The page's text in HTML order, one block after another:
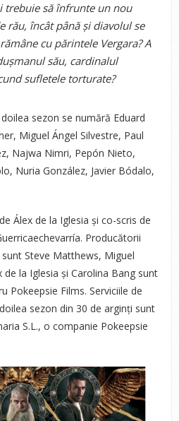
trebuie să înfrunte un nou
rău, încât până și diavolul se
cu părintele Vergara? A
său, cardinalul
sufletele torturate?
sezon se numără Eduard
Miguel Ángel Silvestre, Paul
Najwa Nimri, Pepón Nieto,
Nuria González, Javier Bódalo,
Álex de la Iglesia și co-scris de
Producătorii
Steve Matthews, Miguel
la Iglesia și Carolina Bang sunt
Pokeepsie Films. Serviciile de
sezon din 30 de arginți sunt
S.L., o companie Pokeepsie